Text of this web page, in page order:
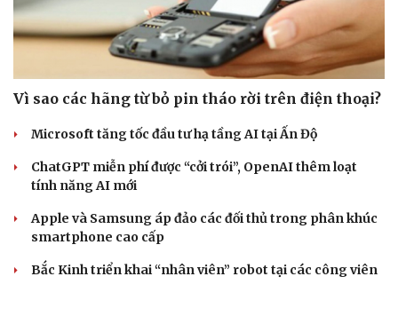
Vì sao các hãng từ bỏ pin tháo rời trên điện thoại?
Microsoft tăng tốc đầu tư hạ tầng AI tại Ấn Độ
ChatGPT miễn phí được “cởi trói”, OpenAI thêm loạt
tính năng AI mới
Apple và Samsung áp đảo các đối thủ trong phân khúc
smartphone cao cấp
Bắc Kinh triển khai “nhân viên” robot tại các công viên